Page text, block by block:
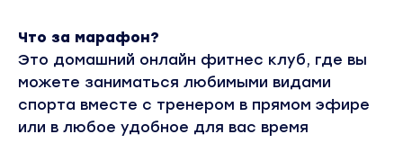
Что за марафон?
Это домашний онлайн фитнес клуб, где вы
можете заниматься любимыми видами
спорта вместе с тренером в прямом эфире
или в любое удобное для вас время